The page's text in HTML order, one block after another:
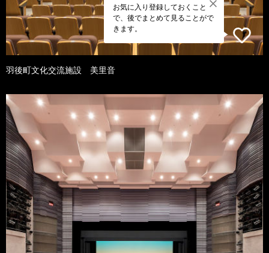
お気に入り登録しておくこと
で、後でまとめて見ることがで
きます。
羽後町文化交流施設 美里音